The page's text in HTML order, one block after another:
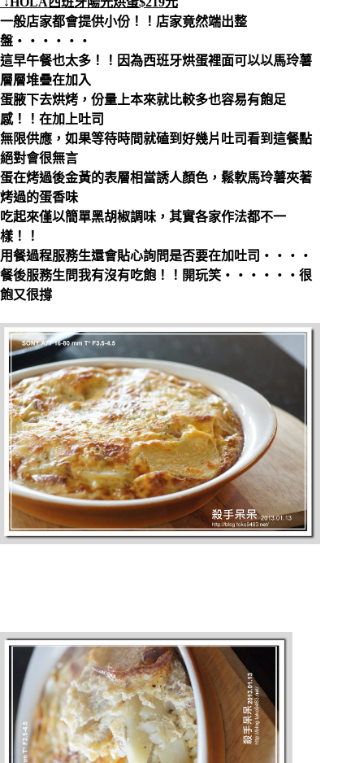
一般店家都會提供小份！！店家竟然端出整
盤‧‧‧‧‧‧
這早午餐也太多！！因為西班牙烘蛋裡面可以以馬玲薯
層層堆疊在加入
蛋腋下去烘烤，份量上本來就比較多也容易有飽足
感！！在加上吐司
無限供應，如果等待時間就磕到好幾片吐司看到這餐點
絕對會很無言
蛋在烤過後金黃的表層相當誘人顏色，鬆軟馬玲薯夾著
烤過的蛋香味
吃起來僅以簡單黑胡椒調味，其實各家作法都不一
樣！！
用餐過程服務生還會貼心詢問是否要在加吐司‧‧‧‧
餐後服務生問我有沒有吃飽！！開玩笑‧‧‧‧‧‧很
飽又很撐